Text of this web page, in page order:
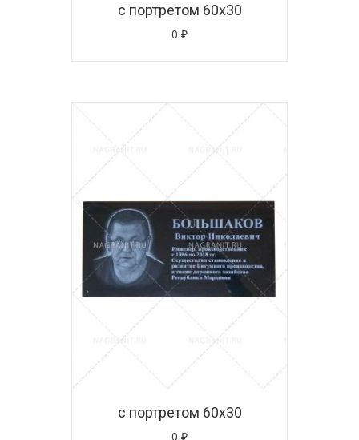
с портретом 60х30
0 ₽
с портретом 60х30
0 ₽